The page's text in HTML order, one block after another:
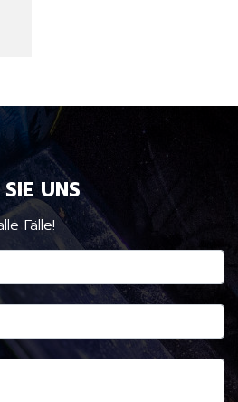
UNS
Fälle!